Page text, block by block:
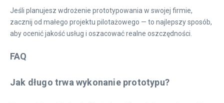
Jeśli planujesz wdrożenie prototypowania w swojej firmie,
zacznij od małego projektu pilotażowego — to najlepszy sposób,
aby ocenić jakość usług i oszacować realne oszczędności.
FAQ
Jak długo trwa wykonanie prototypu?